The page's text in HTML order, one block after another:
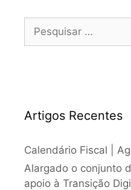
Artigos Recentes
Calendário Fiscal |
Alargado o conjunto
apoio à Transição